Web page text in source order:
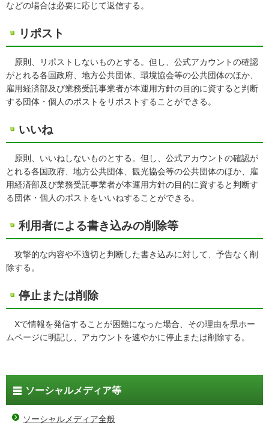
などの場合は必要に応じて返信する。
リポスト
原則、リポストしないものとする。但し、公式アカウントの確認
がとれる各国政府、地方公共団体、環境協会等の公共団体のほか、
雇用経済部及び業務受託事業者が本運用方針の目的に資すると判断
する団体・個人のポストをリポストすることができる。
いいね
原則、いいねしないものとする。但し、公式アカウントの確認が
とれる各国政府、地方公共団体、観光協会等の公共団体のほか、雇
用経済部及び業務受託事業者が本運用方針の目的に資すると判断す
る団体・個人のポストをいいねすることができる。
利用者による書き込みの削除等
攻撃的な内容や不適切と判断した書き込みに対して、予告なく削
除する。
停止または削除
Xで情報を発信することが困難になった場合、その理由を県ホー
ムページに明記し、アカウントを速やかに停止または削除する。
ソーシャルメディア等
ソーシャルメディア全般